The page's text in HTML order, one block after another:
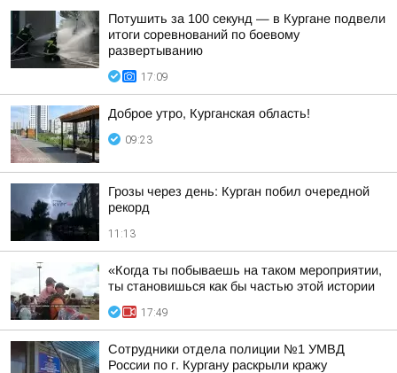
Потушить за 100 секунд — в Кургане подвели
итоги соревнований по боевому
развертыванию
17:09
Доброе утро, Курганская область!
09:23
Грозы через день: Курган побил очередной
рекорд
11:13
«Когда ты побываешь на таком мероприятии,
ты становишься как бы частью этой истории
17:49
Сотрудники отдела полиции №1 УМВД
России по г. Кургану раскрыли кражу